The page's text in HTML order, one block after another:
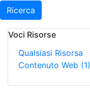
Ricerca
Voci Risorse
Qualsiasi Risorsa
Contenuto Web (1)